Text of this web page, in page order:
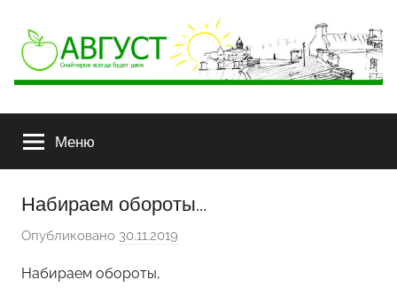
АВГУСТ
будет
двое
Меню
Набираем обороты…
Опубликовано 30.11.2019
Набираем обороты,